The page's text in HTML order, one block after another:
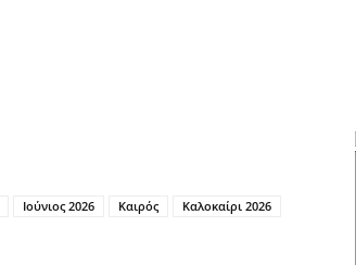
Ιούνιος 2026 Καιρός
Καλοκαίρι 2026